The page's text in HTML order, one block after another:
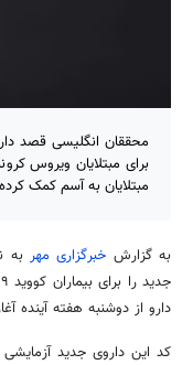
محققان انگلیسی قصد
برای مبتلایان ویروس
مبتلایان به آسم کمک
به گزارش خبرگزاری مهر به
دارو از دوشنبه هفته آینده